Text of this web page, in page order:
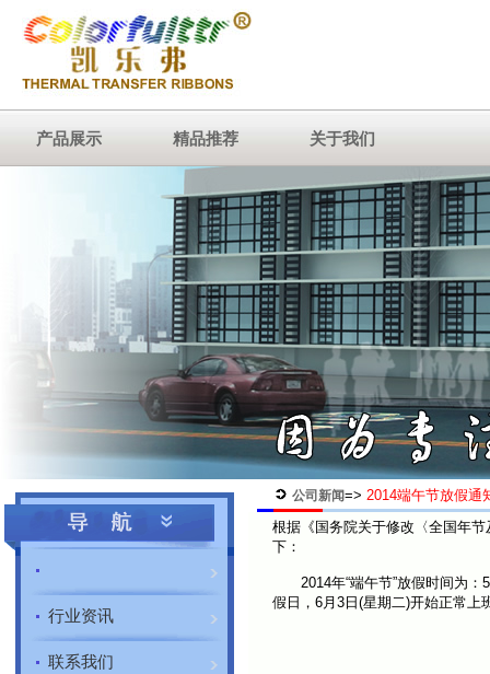
产品展示 精品推荐 关于我们
行业资讯
联系我们
公司新闻=> 2014端午节放假通
根据《国务院关于修改〈全国年
下：
2014年“端午节”放假时间为：5
假日，6月3日(星期二)开始正常上